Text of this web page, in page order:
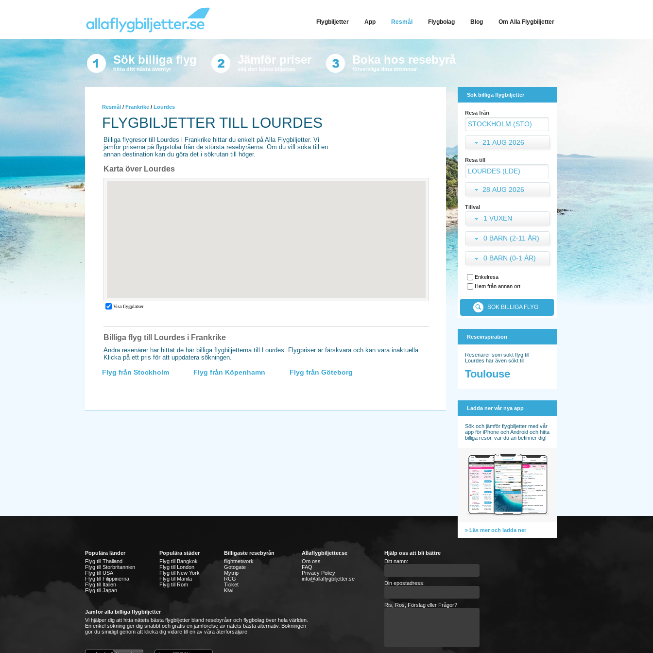
Flygbiljetter App Resmål Flygbolag Blog Om Alla Flygbiljetter
Sök billiga flyg
hitta ditt nästa äventyr
Jämför priser
välj den bästa biljetten
Boka hos resebyrå
förverkliga dina drömmar
Resmål / Frankrike / Lourdes
FLYGBILJETTER TILL LOURDES
Billiga flygresor till Lourdes i Frankrike hittar du enkelt på Alla Flygbiljetter. Vi
jämför priserna på flygstolar från de största resebyråerna. Om du vill söka till en
annan destination kan du göra det i sökrutan till höger.
Karta över Lourdes
Billiga flyg till Lourdes i Frankrike
Andra resenärer har hittat de här billiga flygbiljetterna till Lourdes. Flygpriser är färskvara och kan vara inaktuella.
Klicka på ett pris för att uppdatera sökningen.
Flyg från Stockholm Flyg från Köpenhamn Flyg från Göteborg
Sök billiga flygbiljetter
Resa från
21 AUG 2026
Resa till
28 AUG 2026
Tillval
1 VUXEN
0 BARN (2-11 ÅR)
0 BARN (0-1 ÅR)
Enkelresa
Hem från annan ort
SÖK BILLIGA FLYG
Reseinspiration
Resenärer som sökt flyg till
Lourdes har även sökt till:
Toulouse
Ladda ner vår nya app
Sök och jämför flygbiljetter med vår
app för iPhone och Android och hitta
billiga resor, var du än befinner dig!
» Läs mer och ladda ner
Populära länder
Flyg till Thailand
Flyg till Storbritannien
Flyg till USA
Flyg till Filippinerna
Flyg till Italien
Flyg till Japan
Populära städer
Flyg till Bangkok
Flyg till London
Flyg till New York
Flyg till Manila
Flyg till Rom
Billigaste resebyrån
flightnetwork
Gotogate
Mytrip
RCG
Ticket
Kiwi
Allaflygbiljetter.se
Om oss
FAQ
Privacy Policy
info@allaflygbiljetter.se
Jämför alla billiga flygbiljetter
Vi hjälper dig att hitta nätets bästa flygbiljetter bland resebyråer och flygbolag över hela världen.
En enkel sökning ger dig snabbt och gratis en jämförelse av nätets bästa alternativ. Bokningen
gör du smidigt genom att klicka dig vidare till en av våra återförsäljare.
Hjälp oss att bli bättre
Ditt namn:
Din epostadress:
Ris, Ros, Förslag eller Frågor?